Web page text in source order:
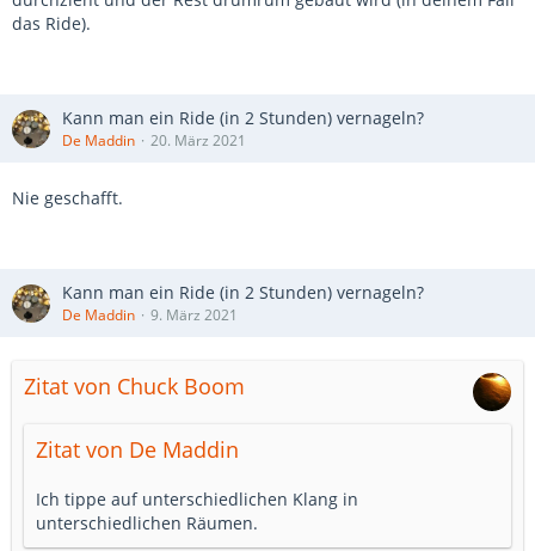
das Ride).
Kann man ein Ride (in 2 Stunden) vernageln?
De Maddin 20. März 2021
Nie geschafft.
Kann man ein Ride (in 2 Stunden) vernageln?
De Maddin 9. März 2021
Zitat von Chuck Boom
Zitat von De Maddin
Ich tippe auf unterschiedlichen Klang in
unterschiedlichen Räumen.